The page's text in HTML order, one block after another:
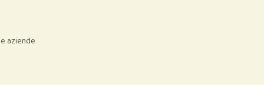
aziende